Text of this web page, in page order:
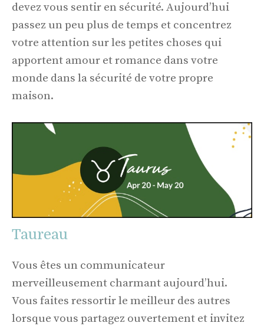
devez vous sentir en sécurité. Aujourd’hui
passez un peu plus de temps et concentrez
votre attention sur les petites choses qui
apportent amour et romance dans votre
monde dans la sécurité de votre propre
maison.
Taureau
Vous êtes un communicateur
merveilleusement charmant aujourd’hui.
Vous faites ressortir le meilleur des autres
lorsque vous partagez ouvertement et invitez